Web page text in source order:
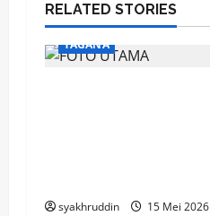
RELATED STORIES
TAGANA
syakhruddin
15 Mei 2026